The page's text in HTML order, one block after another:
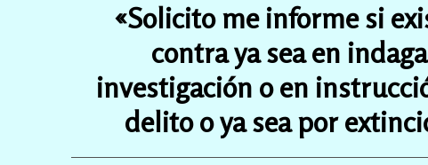
«Solicito me informe si
contra ya sea en
investigación o en
delito o ya sea por